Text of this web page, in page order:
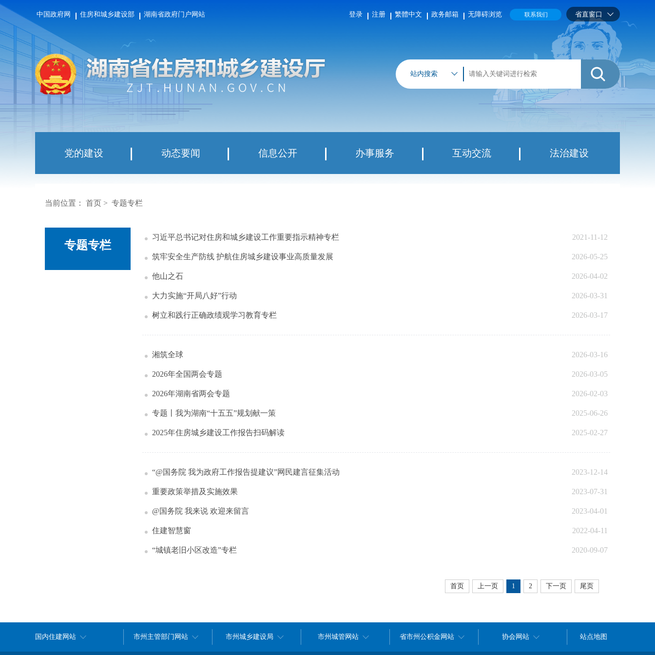
中国政府网 住房和城乡建设部 湖南省政府门户网站 登录 注册 繁體中文 政务邮箱 无障碍浏览 联系我们 省直窗口
站内搜索
党的建设 动态要闻 信息公开 办事服务 互动交流 法治建设
当前位置： 首页 > 专题专栏
专题专栏
2021-11-12
习近平总书记对住房和城乡建设工作重要指示精神专栏
2026-05-25
筑牢安全生产防线 护航住房城乡建设事业高质量发展
2026-04-02
他山之石
2026-03-31
大力实施“开局八好”行动
2026-03-17
树立和践行正确政绩观学习教育专栏
2026-03-16
湘筑全球
2026-03-05
2026年全国两会专题
2026-02-03
2026年湖南省两会专题
2025-06-26
专题丨我为湖南“十五五”规划献一策
2025-02-27
2025年住房城乡建设工作报告扫码解读
2023-12-14
“@国务院 我为政府工作报告提建议”网民建言征集活动
2023-07-31
重要政策举措及实施效果
2023-04-01
@国务院 我来说 欢迎来留言
2022-04-11
住建智慧窗
2020-09-07
“城镇老旧小区改造”专栏
首页 上一页 1 2 下一页 尾页
国内住建网站 市州主管部门网站 市州城乡建设局 市州城管网站 省市州公积金网站 协会网站 站点地图